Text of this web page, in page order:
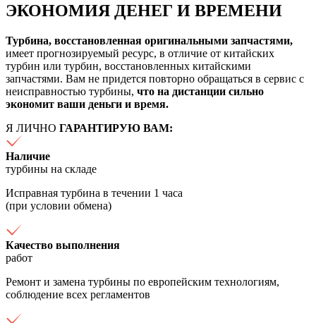
ЭКОНОМИЯ ДЕНЕГ И ВРЕМЕНИ
Турбина, восстановленная оригинальными запчастями,
имеет прогнозируемый ресурс, в отличие от китайских
турбин или турбин, восстановленных китайскими
запчастями. Вам не придется повторно обращаться в сервис с
неисправностью турбины, что на дистанции сильно
экономит ваши деньги и время.
Я ЛИЧНО ГАРАНТИРУЮ ВАМ:
Наличие
турбины на складе
Исправная турбина в течении 1 часа
(при условии обмена)
Качество выполнения
работ
Ремонт и замена турбины по европейским технологиям,
соблюдение всех регламентов